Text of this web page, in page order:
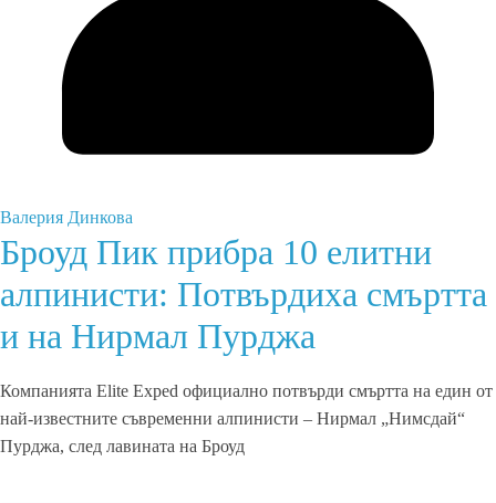
Валерия Динкова
Броуд Пик прибра 10 елитни
алпинисти: Потвърдиха смъртта
и на Нирмал Пурджа
Компанията Elite Exped официално потвърди смъртта на един от
най-известните съвременни алпинисти – Нирмал „Нимсдай“
Пурджа, след лавината на Броуд